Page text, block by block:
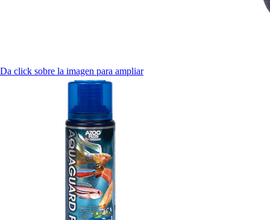
Da click sobre la imagen para ampliar